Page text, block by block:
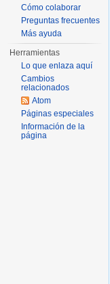
Cómo colaborar
Preguntas frecuentes
Más ayuda
Herramientas
Lo que enlaza aquí
Cambios
relacionados
Atom
Páginas especiales
Información de la
página